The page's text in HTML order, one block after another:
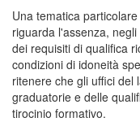
Una tematica
riguarda l'assenza,
dei requisiti di qualifica
condizioni di idoneità
ritenere che gli uffici del
graduatorie e delle
tirocinio formativo.